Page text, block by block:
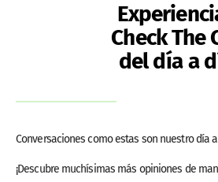
Check The
del día a
Conversaciones como estas son nuestro día
¡Descubre muchísimas más opiniones de